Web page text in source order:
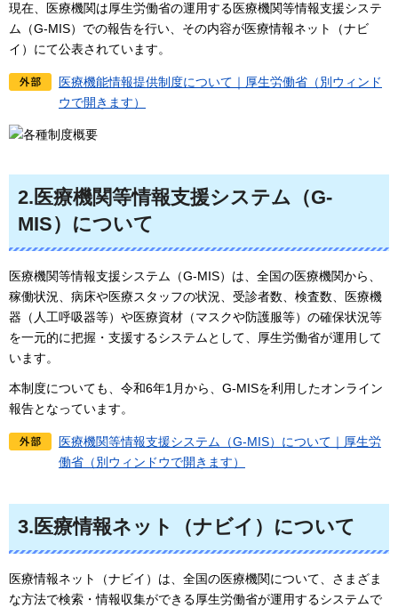
現在、医療機関は厚生労働省の運用する医療機関等情報支援システ
ム（G-MIS）での報告を行い、その内容が医療情報ネット（ナビ
イ）にて公表されています。
医療機能情報提供制度について｜厚生労働省（別ウィンド
ウで開きます）
2.医療機関等情報支援システム（G-
MIS）について
医療機関等情報支援システム（G-MIS）は、全国の医療機関から、
稼働状況、病床や医療スタッフの状況、受診者数、検査数、医療機
器（人工呼吸器等）や医療資材（マスクや防護服等）の確保状況等
を一元的に把握・支援するシステムとして、厚生労働省が運用して
います。
本制度についても、令和6年1月から、G-MISを利用したオンライン
報告となっています。
医療機関等情報支援システム（G-MIS）について｜厚生労
働省（別ウィンドウで開きます）
3.医療情報ネット（ナビイ）について
医療情報ネット（ナビイ）は、全国の医療機関について、さまざま
な方法で検索・情報収集ができる厚生労働省が運用するシステムで